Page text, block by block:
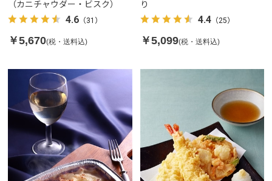
（カニチャウダー・ビスク）
4.6 （31）
￥5,670(税・送料込)
り
4.4（25）
￥5,099(税・送料込)